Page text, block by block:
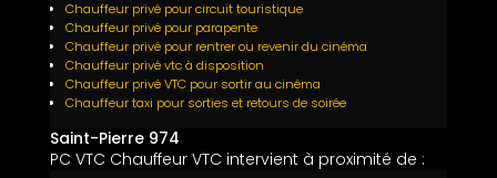
Chauffeur privé pour circuit touristique
Chauffeur privé pour parapente
Chauffeur privé pour rentrer ou revenir du cinéma
Chauffeur privé vtc à disposition
Chauffeur privé VTC pour sortir au cinéma
Chauffeur taxi pour sorties et retours de soirée
Saint-Pierre 974
PC VTC Chauffeur VTC intervient à proximité de :